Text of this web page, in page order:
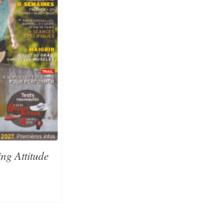
Attitude